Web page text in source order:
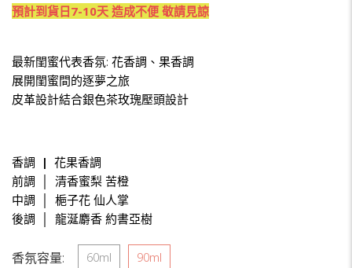
預計到貨日7-10天 造成不便 敬請見諒
最新閨蜜代表香氛: 花香調、果香調
展開閨蜜間的逐夢之旅
皮革設計結合銀色茶玫瑰壓頭設計
香調 | 花果香調
前調 │ 清香蜜梨 苦橙
中調 │ 梔子花 仙人掌
後調 │ 龍涎麝香 約書亞樹
香氛容量: 60ml 90ml